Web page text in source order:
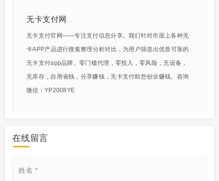
无卡支付网
无卡支付官网——专注支付信息分享。我们针对市面上各种无
卡APP产品进行搜集整理分析对比，为用户筛选出优质可靠的
无卡支付app品牌。零门槛代理，零投入，零风险，无设备，
无库存，自用省钱，分享赚钱，无卡支付助您创业赚钱。咨询
微信：YP2008YE
在线留言